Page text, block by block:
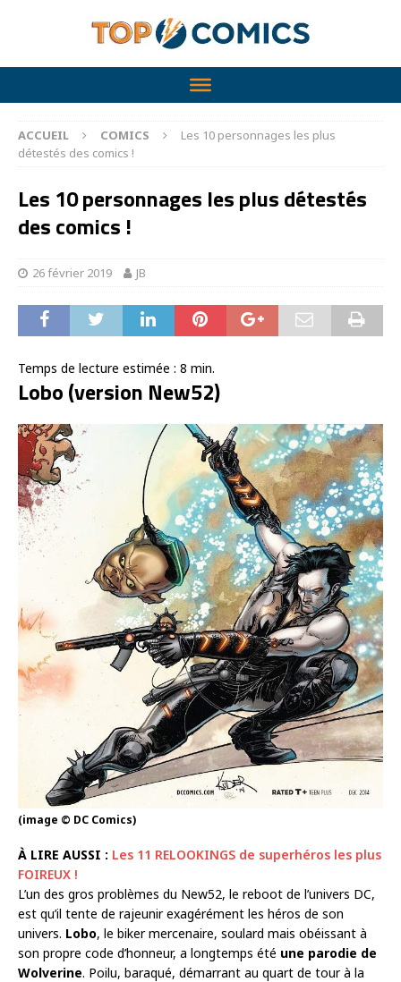
ACCUEIL COMICS
Les 10 personnages les plus
détestés des comics !
Les 10 personnages les plus détestés
des comics !
26 février 2019 JB
Temps de lecture estimée : 8 min.
Lobo (version New52)
(image © DC Comics)
À LIRE AUSSI : Les 11 RELOOKINGS de superhéros les plus
FOIREUX !
L’un des gros problèmes du New52, le reboot de l’univers DC,
est qu’il tente de rajeunir exagérément les héros de son
univers. Lobo, le biker mercenaire, soulard mais obéissant à
son propre code d’honneur, a longtemps été une parodie de
Wolverine. Poilu, baraqué, démarrant au quart de tour à la